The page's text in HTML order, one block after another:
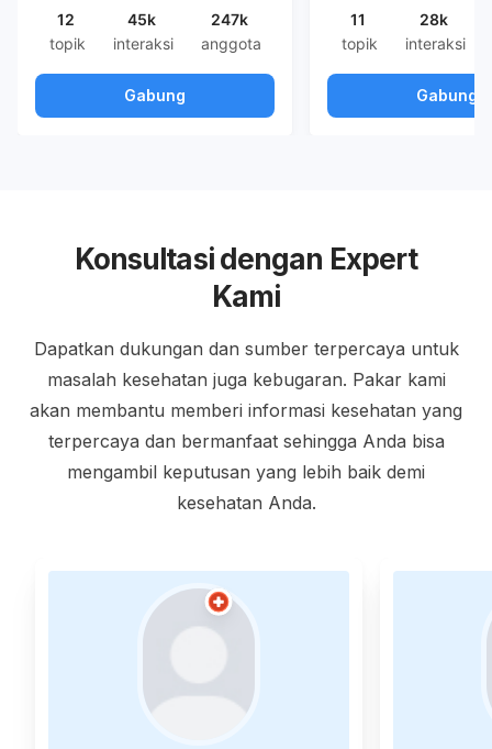
12
topik
45k
interaksi
247k
anggota
Gabung
11
topik
28k
interaksi
Gabung
Konsultasi dengan Expert
Kami
Dapatkan dukungan dan sumber terpercaya untuk
masalah kesehatan juga kebugaran. Pakar kami
akan membantu memberi informasi kesehatan yang
terpercaya dan bermanfaat sehingga Anda bisa
mengambil keputusan yang lebih baik demi
kesehatan Anda.